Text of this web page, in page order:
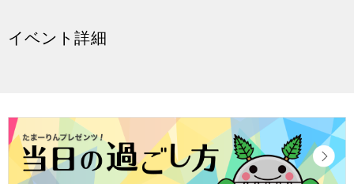
イベント詳細